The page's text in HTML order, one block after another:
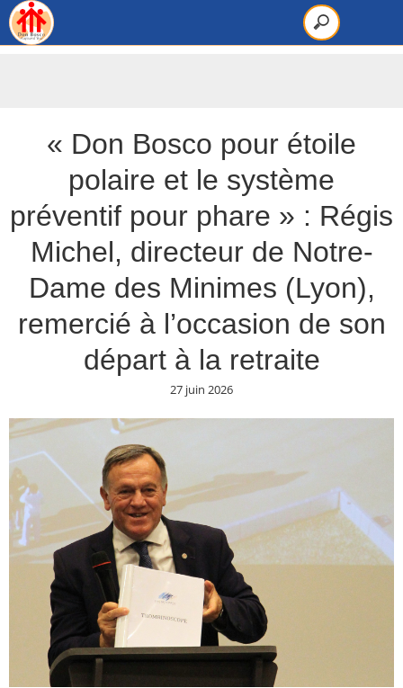
« Don Bosco pour étoile
polaire et le système
préventif pour phare » : Régis
Michel, directeur de Notre-
Dame des Minimes (Lyon),
remercié à l’occasion de son
départ à la retraite
27 juin 2026